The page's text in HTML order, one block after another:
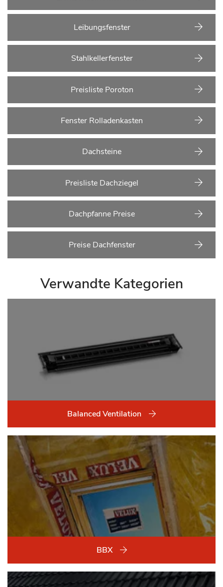
Leibungsfenster
Stahlkellerfenster
Preisliste Poroton
Fenster Rolladenkasten
Dachsteine
Preisliste Dachziegel
Dachpfanne Preise
Preise Dachfenster
Verwandte Kategorien
Balanced Ventilation
BBX